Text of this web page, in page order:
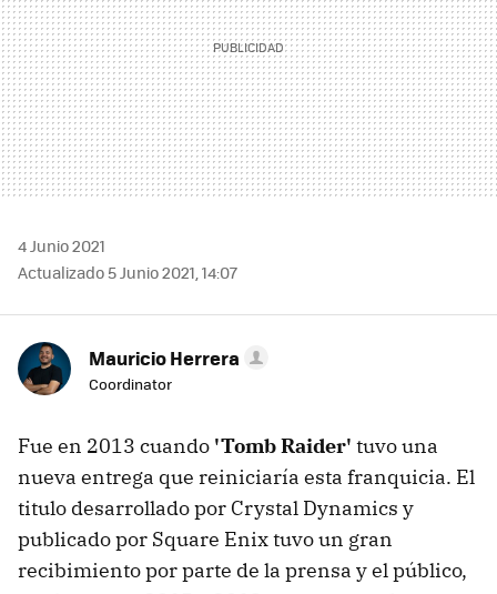
4 Junio 2021
Actualizado 5 Junio 2021, 14:07
Mauricio Herrera
Coordinator
Fue en 2013 cuando 'Tomb Raider' tuvo una
nueva entrega que reiniciaría esta franquicia. El
titulo desarrollado por Crystal Dynamics y
publicado por Square Enix tuvo un gran
recibimiento por parte de la prensa y el público,